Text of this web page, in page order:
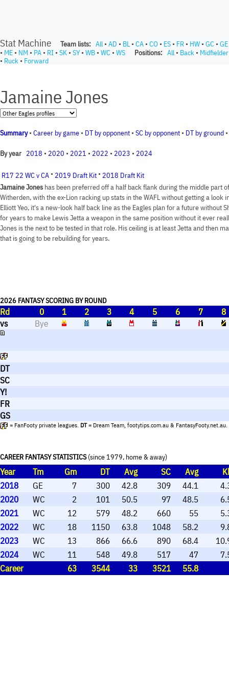
Stat Machine Team lists: All • AD • BL • CA • CO • ES • FR • HW • GC • GE
• ME • NM • PA • RI • SK • SY• WB • WC • WS Positions: All • Back • Midfielder
• Ruck • Forward